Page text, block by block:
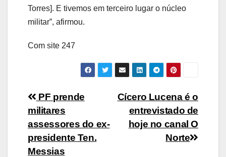
Torres]. E tivemos em terceiro lugar o núcleo
militar”, afirmou.
Com site 247
Navegação
de
Post
Cícero Lucena é o
entrevistado de
hoje no canal O
Norte
PF prende
militares
assessores do ex-
presidente Ten.
Messias